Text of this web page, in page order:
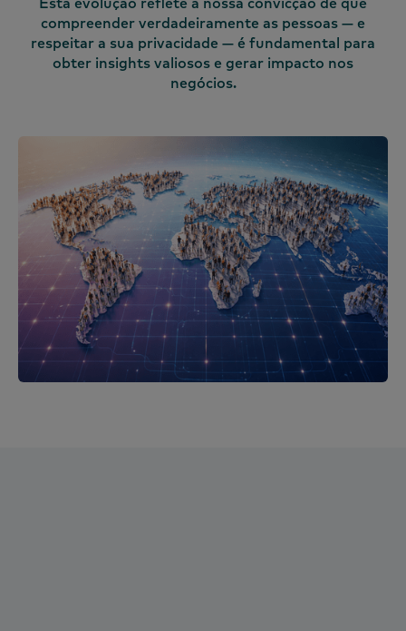
compreender verdadeiramente as pessoas — e
respeitar a sua privacidade — é fundamental para
obter insights valiosos e gerar impacto nos
negócios.